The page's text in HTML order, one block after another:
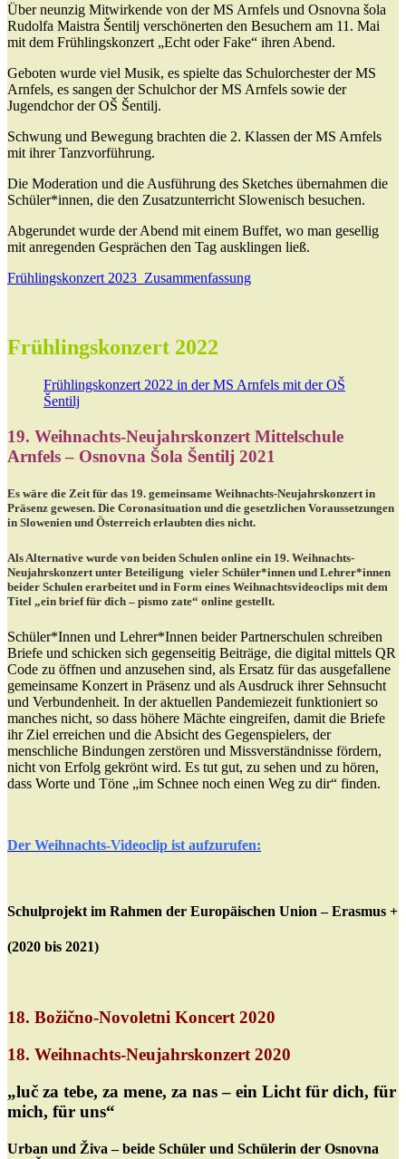
Über neunzig Mitwirkende von der MS Arnfels und Osnovna šola
Rudolfa Maistra Šentilj verschönerten den Besuchern am 11. Mai
mit dem Frühlingskonzert „Echt oder Fake“ ihren Abend.
Geboten wurde viel Musik, es spielte das Schulorchester der MS
Arnfels, es sangen der Schulchor der MS Arnfels sowie der
Jugendchor der OŠ Šentilj.
Schwung und Bewegung brachten die 2. Klassen der MS Arnfels
mit ihrer Tanzvorführung.
Die Moderation und die Ausführung des Sketches übernahmen die
Schüler*innen, die den Zusatzunterricht Slowenisch besuchen.
Abgerundet wurde der Abend mit einem Buffet, wo man gesellig
mit anregenden Gesprächen den Tag ausklingen ließ.
Frühlingskonzert 2023_Zusammenfassung
Frühlingskonzert 2022
Frühlingskonzert 2022 in der MS Arnfels mit der OŠ
Šentilj
19. Weihnachts-Neujahrskonzert Mittelschule
Arnfels – Osnovna Šola Šentilj 2021
Es wäre die Zeit für das 19. gemeinsame Weihnachts-Neujahrskonzert in
Präsenz gewesen. Die Coronasituation und die gesetzlichen Voraussetzungen
in Slowenien und Österreich erlaubten dies nicht.
Als Alternative wurde von beiden Schulen online ein 19. Weihnachts-
Neujahrskonzert unter Beteiligung vieler Schüler*innen und Lehrer*innen
beider Schulen erarbeitet und in Form eines Weihnachtsvideoclips mit dem
Titel „ein brief für dich – pismo zate“ online gestellt.
Schüler*Innen und Lehrer*Innen beider Partnerschulen schreiben
Briefe und schicken sich gegenseitig Beiträge, die digital mittels QR
Code zu öffnen und anzusehen sind, als Ersatz für das ausgefallene
gemeinsame Konzert in Präsenz und als Ausdruck ihrer Sehnsucht
und Verbundenheit. In der aktuellen Pandemiezeit funktioniert so
manches nicht, so dass höhere Mächte eingreifen, damit die Briefe
ihr Ziel erreichen und die Absicht des Gegenspielers, der
menschliche Bindungen zerstören und Missverständnisse fördern,
nicht von Erfolg gekrönt wird. Es tut gut, zu sehen und zu hören,
dass Worte und Töne „im Schnee noch einen Weg zu dir“ finden.
Der Weihnachts-Videoclip ist aufzurufen:
Schulprojekt im Rahmen der Europäischen Union – Erasmus +
(2020 bis 2021)
18. Božično-Novoletni Koncert 2020
18. Weihnachts-Neujahrskonzert 2020
„luč za tebe, za mene, za nas – ein Licht für dich, für
mich, für uns“
Urban und Živa – beide Schüler und Schülerin der Osnovna